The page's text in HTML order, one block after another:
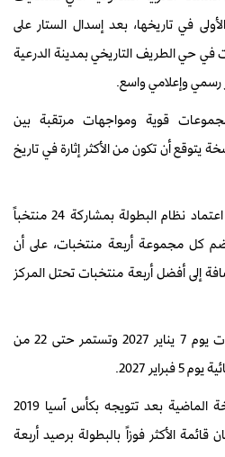
آسيا 2027 للمرة الأولى في تاريخها، بعد إسدال الستار على
في حي الطريف التاريخي بمدينة الدرعية
وإعلامي واسع.
قوية ومواجهات مرتقبة بين
في نسخة يتوقع أن تكون من الأكثر إثارة في تاريخ
وأكد الاتحاد الآسيوي لكرة القدم اعتماد نظام البطولة بمشاركة 24 منتخباً
كل مجموعة أربعة منتخبات، على أن
إلى أفضل أربعة منتخبات تحتل المركز
وتنطلق منافسات دور المجموعات يوم 7 يناير 2027 وتستمر حتى 22 من
2027.
ويحمل منتخب قطر لقب النسخة الماضية بعد تتويجه بكأس آسيا 2019
قائمة الأكثر فوزاً بالبطولة برصيد أربعة